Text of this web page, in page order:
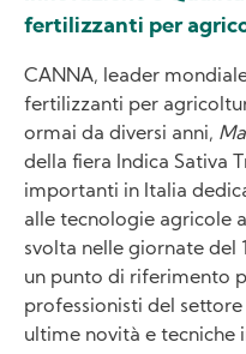
fertilizzanti per
CANNA, leader
fertilizzanti per
ormai da diversi anni,
della fiera Indica Sativa
importanti in Italia
alle tecnologie agricole
svolta nelle giornate del
un punto di riferimento
professionisti del
ultime novità e tecniche